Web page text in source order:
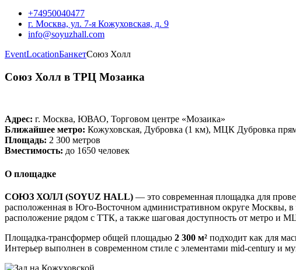
+74950040477
г. Москва, ул. 7-я Кожуховская, д. 9
info@soyuzhall.com
EventLocationБанкетСоюз Холл
Союз Холл в ТРЦ Мозаика
Адрес: г. Москва, ЮВАО, Торговом центре «Мозаика»
Ближайшее метро: Кожуховская, Дубровка (1 км), МЦК Дубровка
Площадь: 2 300 метров
Вместимость: до 1650 человек
О площадке
СОЮЗ ХОЛЛ (SOYUZ HALL) — это современная площадка для
расположенная в Юго-Восточном административном округе Москвы, в
расположение рядом с ТТК, а также шаговая доступность от метро и
Площадка-трансформер общей площадью 2 300 м² подходит как для
Интерьер выполнен в современном стиле с элементами mid-century и